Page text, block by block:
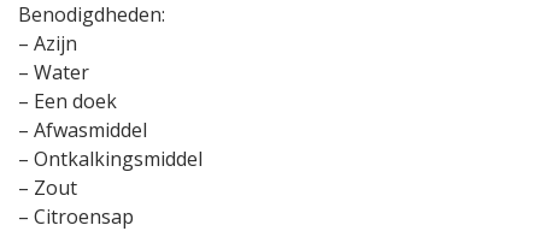
Benodigdheden:
– Azijn
– Water
– Een doek
– Afwasmiddel
– Ontkalkingsmiddel
– Zout
– Citroensap